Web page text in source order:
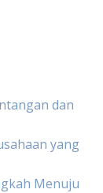
dan
yang
Menuju